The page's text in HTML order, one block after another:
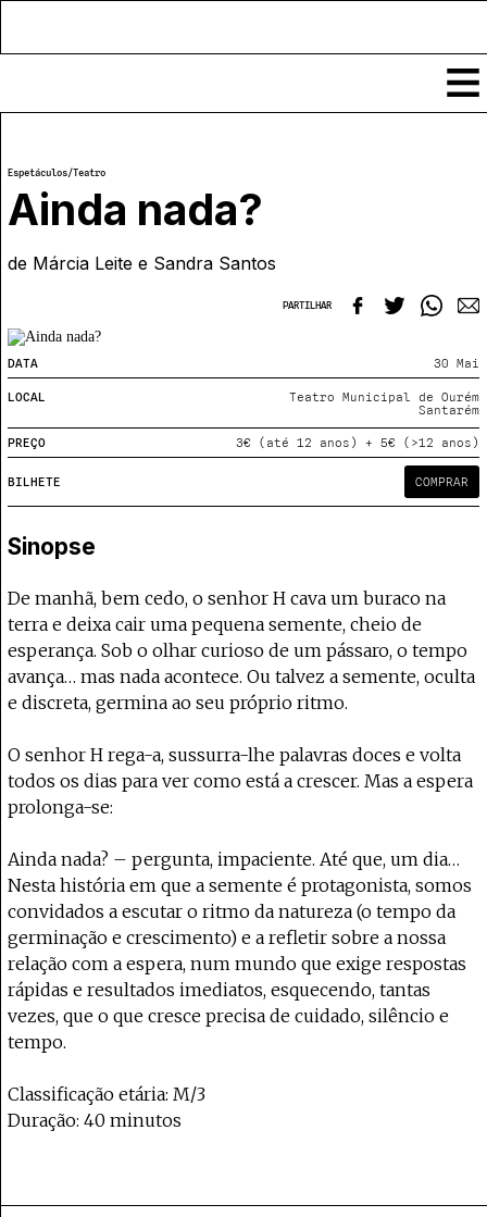
Notícias
Classificados
Ver todos
Agenda
Exposições
Por Localidade
Mapa
COFFEELABS
Workshops
Cursos Curtos
Formadores
Recursos
Links úteis
Sobre
Projecto e Equipa
Ficha Técnica
Contactar
Política de privacidade - App
Coffeelabs Cursos curtos
o Coffeepaste e ajuda-nos a chegar mais longe.Mantém viva a cultura independente —
Apoiar
Espetáculos/Teatro
Ainda nada?
de Márcia Leite e Sandra Santos
PARTILHAR
DATA 30 Mai
LOCAL
Teatro Municipal de Ourém
Santarém
PREÇO 3€ (até 12 anos) + 5€ (>12 anos)
BILHETE COMPRAR
Sinopse
De manhã, bem cedo, o senhor H cava um buraco na
terra e deixa cair uma pequena semente, cheio de
esperança. Sob o olhar curioso de um pássaro, o tempo
avança… mas nada acontece. Ou talvez a semente, oculta
e discreta, germina ao seu próprio ritmo.
O senhor H rega-a, sussurra-lhe palavras doces e volta
todos os dias para ver como está a crescer. Mas a espera
prolonga-se:
Ainda nada? – pergunta, impaciente. Até que, um dia…
Nesta história em que a semente é protagonista, somos
convidados a escutar o ritmo da natureza (o tempo da
germinação e crescimento) e a refletir sobre a nossa
relação com a espera, num mundo que exige respostas
rápidas e resultados imediatos, esquecendo, tantas
vezes, que o que cresce precisa de cuidado, silêncio e
tempo.
Classificação etária: M/3
Duração: 40 minutos